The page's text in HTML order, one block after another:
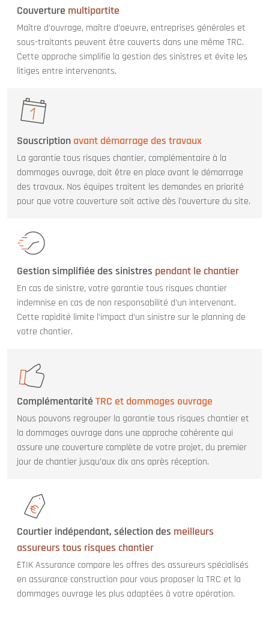
Couverture multipartite
Maître d’ouvrage, maître d’oeuvre, entreprises générales et
sous-traitants peuvent être couverts dans une même TRC.
Cette approche simplifie la gestion des sinistres et évite les
litiges entre intervenants.
Souscription avant démarrage des travaux
La garantie tous risques chantier, complémentaire à la
dommages ouvrage, doit être en place avant le démarrage
des travaux. Nos équipes traitent les demandes en priorité
pour que votre couverture soit active dès l’ouverture du site.
Gestion simplifiée des sinistres pendant le chantier
En cas de sinistre, votre garantie tous risques chantier
indemnise en cas de non responsabilité d’un intervenant.
Cette rapidité limite l’impact d’un sinistre sur le planning de
votre chantier.
Complémentarité TRC et dommages ouvrage
Nous pouvons regrouper la garantie tous risques chantier et
la dommages ouvrage dans une approche cohérente qui
assure une couverture complète de votre projet, du premier
jour de chantier jusqu’aux dix ans après réception.
Courtier indépendant, sélection des meilleurs
assureurs tous risques chantier
ETIK Assurance compare les offres des assureurs spécialisés
en assurance construction pour vous proposer la TRC et la
dommages ouvrage les plus adaptées à votre opération.